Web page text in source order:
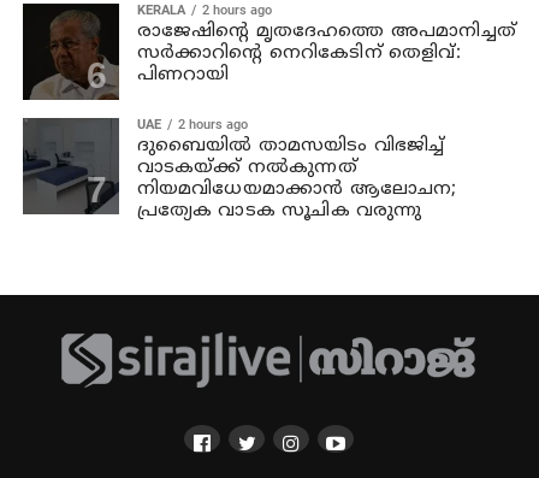
KERALA 2 hours ago
രാജേഷിന്റെ മൃതദേഹത്തെ അപമാനിച്ചത്
സര്‍ക്കാറിന്റെ നെറികേടിന് തെളിവ്:
പിണറായി
UAE 2 hours ago
ദുബൈയിൽ താമസയിടം വിഭജിച്ച്
വാടകയ്ക്ക് നൽകുന്നത്
നിയമവിധേയമാക്കാൻ ആലോചന;
പ്രത്യേക വാടക സൂചിക വരുന്നു